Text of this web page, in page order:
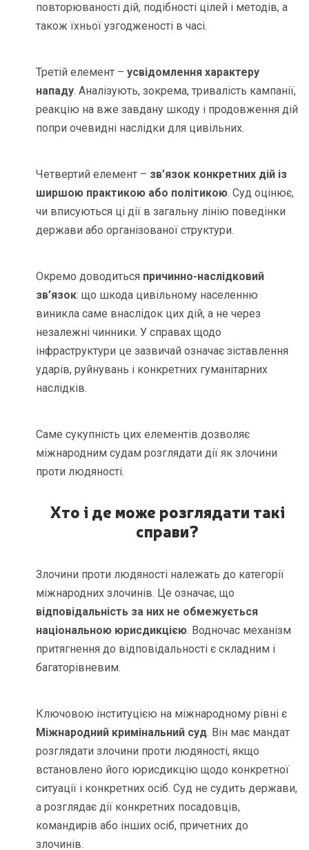
повторюваності дій, подібності цілей і методів, а
також їхньої узгодженості в часі.
Третій елемент –усвідомлення характеру
нападу. Аналізують, зокрема, тривалість кампанії,
реакцію на вже завдану шкоду і продовження дій
попри очевидні наслідки для цивільних.
Четвертий елемент – зв’язок конкретних дій із
ширшою практикою або політикою. Суд оцінює,
чи вписуються ці дії в загальну лінію поведінки
держави або організованої структури.
Окремо доводиться причинно-наслідковий
зв’язок: що шкода цивільному населенню
виникла саме внаслідок цих дій, а не через
незалежні чинники. У справах щодо
інфраструктури це зазвичай означає зіставлення
ударів, руйнувань і конкретних гуманітарних
наслідків.
Саме сукупність цих елементів дозволяє
міжнародним судам розглядати дії як злочини
проти людяності.
Хто і де може розглядати такі
справи?
Злочини проти людяності належать до категорії
міжнародних злочинів. Це означає, що
відповідальність за них не обмежується
національною юрисдикцією. Водночас механізм
притягнення до відповідальності є складним і
багаторівневим.
Ключовою інституцією на міжнародному рівні є
Міжнародний кримінальний суд. Він має мандат
розглядати злочини проти людяності, якщо
встановлено його юрисдикцію щодо конкретної
ситуації і конкретних осіб. Суд не судить держави,
а розглядає дії конкретних посадовців,
командирів або інших осіб, причетних до
злочинів.